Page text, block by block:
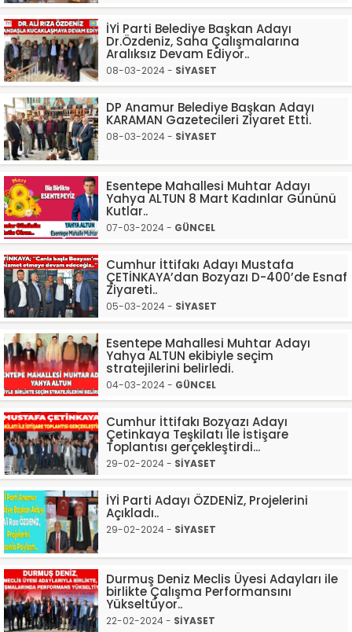
İYİ Parti Belediye Başkan Adayı
Dr.Özdeniz, Saha Çalışmalarına
Aralıksız Devam Ediyor..
08-03-2024 - SİYASET
DP Anamur Belediye Başkan Adayı
KARAMAN Gazetecileri Ziyaret Etti.
08-03-2024 - SİYASET
Esentepe Mahallesi Muhtar Adayı
Yahya ALTUN 8 Mart Kadınlar Gününü
Kutlar..
07-03-2024 - GÜNCEL
Cumhur İttifakı Adayı Mustafa
ÇETİNKAYA’dan Bozyazı D-400’de Esnaf
Ziyareti..
05-03-2024 - SİYASET
Esentepe Mahallesi Muhtar Adayı
Yahya ALTUN ekibiyle seçim
stratejilerini belirledi.
04-03-2024 - GÜNCEL
Cumhur İttifakı Bozyazı Adayı
Çetinkaya Teşkilatı İle İstişare
Toplantısı gerçekleştirdi...
29-02-2024 - SİYASET
İYİ Parti Adayı ÖZDENİZ, Projelerini
Açıkladı..
29-02-2024 - SİYASET
Durmuş Deniz Meclis Üyesi Adayları ile
birlikte Çalışma Performansını
Yükseltüyor..
22-02-2024 - SİYASET